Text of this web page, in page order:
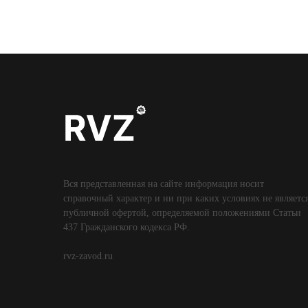
Вся представленная на сайте информация носит
справочный характер и ни при каких условиях не
публичной офертой, определяемой положениями Статьи
437 Гражданского кодекса РФ.
rvz-zavod.ru